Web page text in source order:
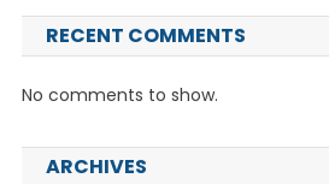
RECENT COMMENTS
No comments to show.
ARCHIVES